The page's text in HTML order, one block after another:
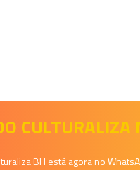
BH está agora no